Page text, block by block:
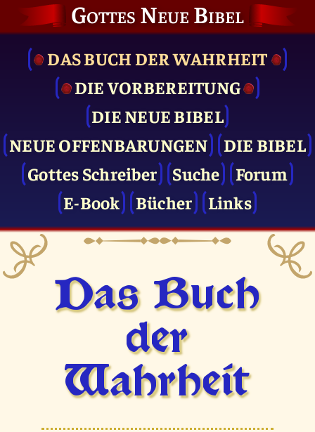
Gottes Neue Bibel
DAS BUCH DER WAHRHEIT
DIE VOR­BEREITUNG
DIE NEUE BIBEL
NEUE OFFENBARUNGEN
DIE BIBEL
Gottes Schreiber
Suche
Forum
E-Book
Bücher Links
Das Buch
der
Wahrheit